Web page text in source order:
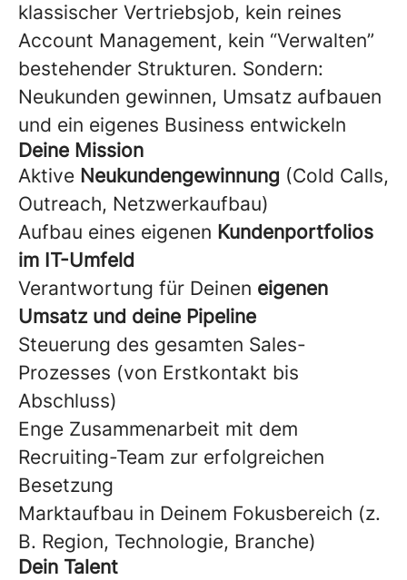
klassischer Vertriebsjob, kein reines
Account Management, kein “Verwalten”
bestehender Strukturen. Sondern:
Neukunden gewinnen, Umsatz aufbauen
und ein eigenes Business entwickeln
Deine Mission
Aktive Neukundengewinnung (Cold Calls,
Outreach, Netzwerkaufbau)
Aufbau eines eigenen Kundenportfolios
im IT-Umfeld
Verantwortung für Deinen eigenen
Umsatz und deine Pipeline
Steuerung des gesamten Sales-
Prozesses (von Erstkontakt bis
Abschluss)
Enge Zusammenarbeit mit dem
Recruiting-Team zur erfolgreichen
Besetzung
Marktaufbau in Deinem Fokusbereich (z.
B. Region, Technologie, Branche)
Dein Talent